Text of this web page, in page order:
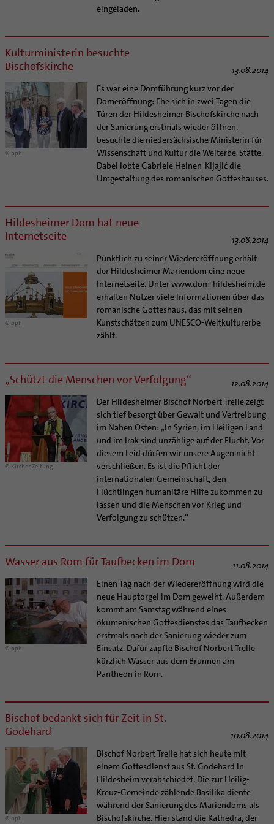
Ehe - Familie - Geschlechtergerechtigkeit
Notfall
Polizei- und Feuerwehr
Schule
Gefängnisseelsorge
Segensorte
Aufbrüche in der Kirche
Ehrenamtliche
KirchenZeitung online
Verwaltungsbeauftragte / Verwaltungsleitungen in
Pfarrgemeinden
eingeladen.
Kulturministerin besuchte
Bischofskirche
13.08.2014
© bph
Es war eine Domführung kurz vor der
Domeröffnung: Ehe sich in zwei Tagen die
Türen der Hildesheimer Bischofskirche nach
der Sanierung erstmals wieder öffnen,
besuchte die niedersächsische Ministerin für
Wissenschaft und Kultur die Welterbe-Stätte.
Dabei lobte Gabriele Heinen-Kljajić die
Umgestaltung des romanischen Gotteshauses.
Hildesheimer Dom hat neue
Internetseite
13.08.2014
© bph
Pünktlich zu seiner Wiedereröffnung erhält
der Hildesheimer Mariendom eine neue
Internetseite. Unter www.dom-hildesheim.de
erhalten Nutzer viele Informationen über das
romanische Gotteshaus, das mit seinen
Kunstschätzen zum UNESCO-Weltkulturerbe
zählt.
„Schützt die Menschen vor Verfolgung“ 12.08.2014
© KirchenZeitung
Der Hildesheimer Bischof Norbert Trelle zeigt
sich tief besorgt über Gewalt und Vertreibung
im Nahen Osten: „In Syrien, im Heiligen Land
und im Irak sind unzählige auf der Flucht. Vor
diesem Leid dürfen wir unsere Augen nicht
verschließen. Es ist die Pflicht der
internationalen Gemeinschaft, den
Flüchtlingen humanitäre Hilfe zukommen zu
lassen und die Menschen vor Krieg und
Verfolgung zu schützen.“
Wasser aus Rom für Taufbecken im Dom 11.08.2014
© bph
Einen Tag nach der Wiedereröffnung wird die
neue Hauptorgel im Dom geweiht. Außerdem
kommt am Samstag während eines
ökumenischen Gottesdienstes das Taufbecken
erstmals nach der Sanierung wieder zum
Einsatz. Dafür zapfte Bischof Norbert Trelle
kürzlich Wasser aus dem Brunnen am
Pantheon in Rom.
Bischof bedankt sich für Zeit in St.
Godehard
10.08.2014
© bph
Bischof Norbert Trelle hat sich heute mit
einem Gottesdienst aus St. Godehard in
Hildesheim verabschiedet. Die zur Heilig-
Kreuz-Gemeinde zählende Basilika diente
während der Sanierung des Mariendoms als
Bischofskirche. Hier stand die Kathedra, der